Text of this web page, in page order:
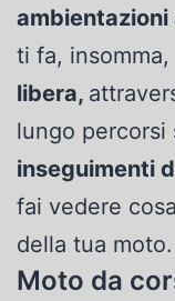
ambientazioni
ti fa,
libera,
lungo percorsi
inseguimenti
fai vedere
della tua moto.
Moto da